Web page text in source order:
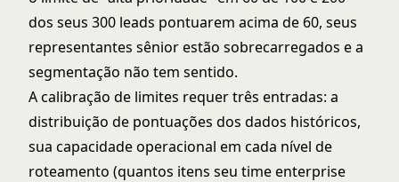
dos seus 300 leads pontuarem acima de 60, seus
representantes sênior estão sobrecarregados e a
segmentação não tem sentido.
A calibração de limites requer três entradas: a
distribuição de pontuações dos dados históricos,
sua capacidade operacional em cada nível de
roteamento (quantos itens seu time enterprise